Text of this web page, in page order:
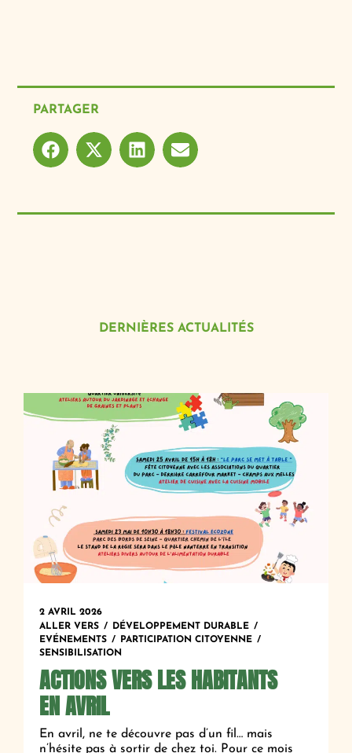
PARTAGER
DERNIÈRES ACTUALITÉS
2 AVRIL 2026
ALLER VERS
DÉVELOPPEMENT DURABLE
EVÉNEMENTS
PARTICIPATION CITOYENNE
SENSIBILISATION
ACTIONS VERS LES HABITANTS
EN AVRIL
En avril, ne te découvre pas d’un fil… mais
n’hésite pas à sortir de chez toi. Pour ce mois